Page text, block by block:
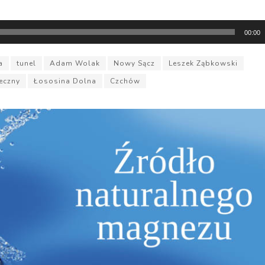
00:00
tunel Adam Wolak Nowy Sącz
Leszek Ząbkowski
Łososina Dolna Czchów